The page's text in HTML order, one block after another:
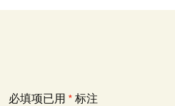
必填项已用 * 标注